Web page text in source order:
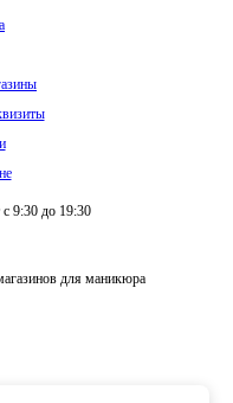
с 9:30 до 19:30
для маникюра